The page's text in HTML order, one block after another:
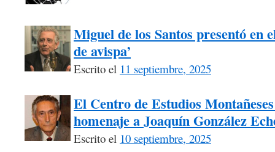
Miguel de los Santos presentó en
de avispa’
Escrito el 11 septiembre, 2025
El Centro de Estudios
homenaje a Joaquín González
Escrito el 10 septiembre, 2025